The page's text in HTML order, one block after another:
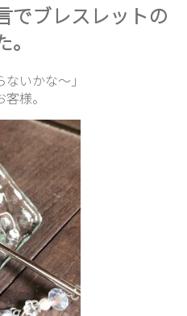
でブレスレットの
いかな〜」
様。